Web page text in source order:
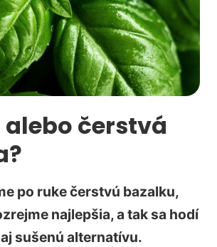
alebo čerstvá
po ruke čerstvú bazalku,
najlepšia, a tak sa hodí
sušenú alternatívu.